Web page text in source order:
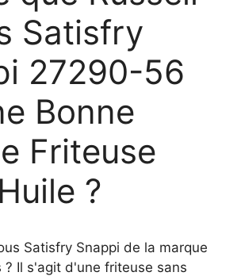
Satisfry
27290-56
Bonne
Friteuse
?
Satisfry Snappi de la marque
? Il s'agit d'une friteuse sans